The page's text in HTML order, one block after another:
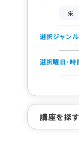
栄
選択ジャンル
選択曜日･時
講座を探